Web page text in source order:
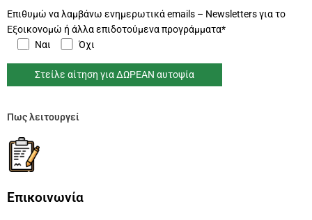
Επιθυμώ να λαμβάνω ενημερωτικά emails – Newsletters για το
Εξοικονομώ ή άλλα επιδοτούμενα προγράμματα*
Ναι
Όχι
Πως λειτουργεί
Επικοινωνία